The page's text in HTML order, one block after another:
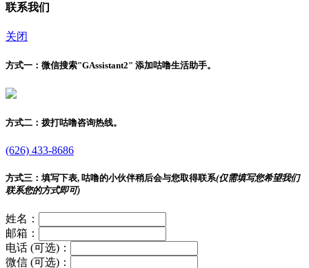
联系我们
关闭
方式一： 微信搜索"GAssistant2" 添加咕噜生活助手。
方式二： 拨打咕噜咨询热线。
(626) 433-8686
方式三： 填写下表, 咕噜的小伙伴稍后会与您取得联系(仅需填写您希望我们
联系您的方式即可)
姓名：
邮箱：
电话 (可选)：
微信 (可选)：